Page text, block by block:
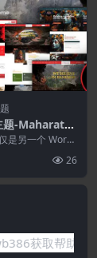
题-Maharatri
WordPress
是另一个 Word
一款精心制作
26
:ywb386获取帮